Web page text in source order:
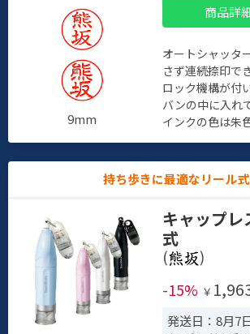
9mm
商品詳
オートシャッタ
さず連続捺印で
ロック機構が付
バンの中に入れ
インクの色は朱
持ち歩きに最適なリール式
キャップ
式
(
)
-15% ￥
発送日：8月7